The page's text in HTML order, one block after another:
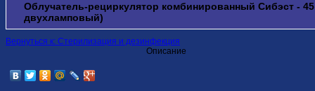
Облучатель-рециркулятор комбинированный Сибэст -
двухламповый)
Вернуться к: Стерилизация и дезинфекция
Описание